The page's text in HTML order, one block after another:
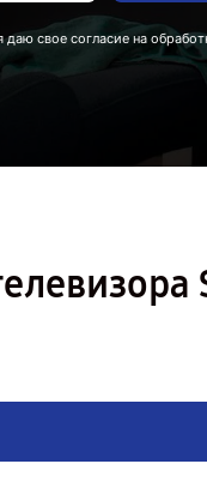
даю свое согласие на